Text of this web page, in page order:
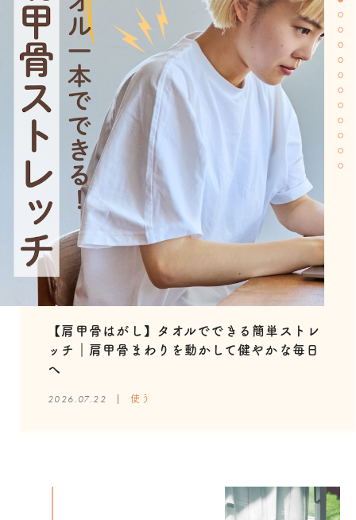
【肩甲骨はがし】タオルでできる簡単ストレ
ッチ｜肩甲骨まわりを動かして健やかな毎日
へ
2026.07.22 使う
気をつかわせないプレゼント選びのコツと
は？1,000円前後のタオルプチギフト５選
【占い師監修】誕生月ラッキーカラーで選ぶ
nishikawaのタオルギフト！性格診断も
自分好みのバスタオル、どう選ぶ？ 暮らし
に合わせたタオル選びと「スマートバス」の
魅力
2026.04.09 使う
「触覚」から自律神経を整える。朝の目覚め
も夜の眠りも肌に触れるタオルから！
末端冷え性の対策に！タオルで「即席温活」
する方法とおすすめアイテム
ギフトコンシェルジュに聞いた！男性におす
すめのnishikawaタオルギフト
ギフトコンシェルジュに聞いた！女性におす
すめのnishikawaタオルギフト
瀬戸内の夜明け・柑橘・風をタオルのモチー
フに。写真作家が綴る「ゆいわた」新色エッ
セイ
2025.11.26 楽しむ
東洋医学から学ぶ月と身体の関係。おうちで
きるセルフケアもご紹介！
【16タイプ性格診断別】あなたに合うタオル
は？おすすめのnishikawaタオル
風呂キャンセル界隈からの脱出法を紹介！快
適バスタイムを叶えるnishikawaの便利アイ
テムも
2025.09.29 使う